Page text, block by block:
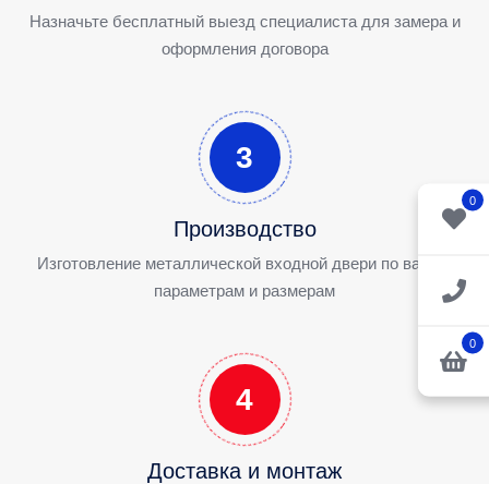
0
0
Назначьте бесплатный выезд специалиста для замера и
оформления договора
3
Производство
Изготовление металлической входной двери по вашим
параметрам и размерам
4
Доставка и монтаж